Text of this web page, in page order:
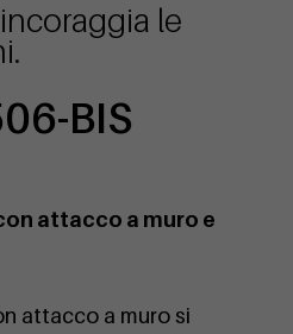
le
BIS
attacco a muro e
attacco a muro si